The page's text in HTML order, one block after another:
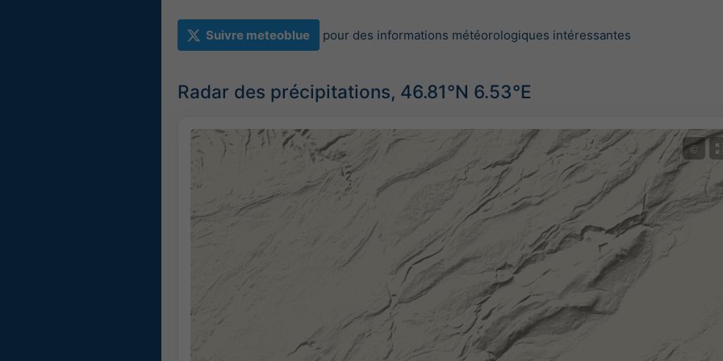
Suivre meteoblue pour des informations météorologiques intéressantes
Radar des précipitations, 46.81°N 6.53°E
©